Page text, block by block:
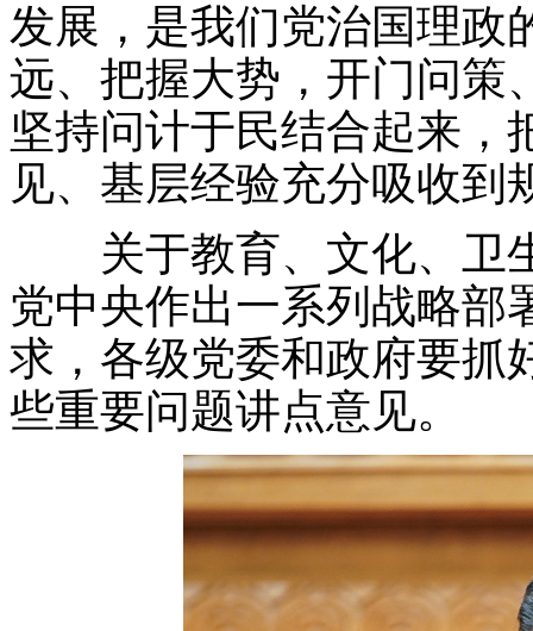
发展，是我们党治国理政
远、把握大势，开门问策
坚持问计于民结合起来，
见、基层经验充分吸收到
关于教育、文化、卫
党中央作出一系列战略部
求，各级党委和政府要抓
些重要问题讲点意见。